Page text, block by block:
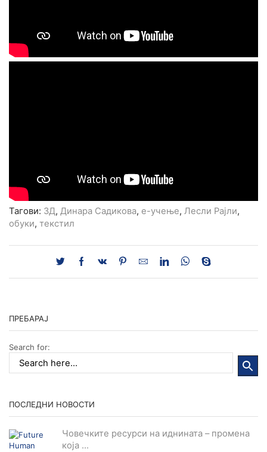
Тагови: 3Д, Динара Садикова, е-учење, Лесли Рајли,
обуки, текстил
ПРЕБАРАЈ
Search for:
ПОСЛЕДНИ НОВОСТИ
Човечките ресурси на иднината – промена
која ...